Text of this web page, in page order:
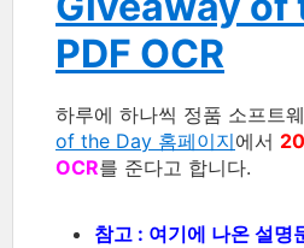
PDF OCR
하루에 하나씩 정품 소프트
of the Day 홈페이지에서
OCR를 준다고 합니다.
참고 : 여기에 나온 설명